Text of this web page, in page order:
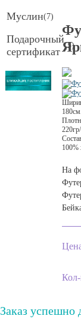
Муслин(7)
Подарочный
сертификат
(5)
180см.
100%
На
Заказ успешно